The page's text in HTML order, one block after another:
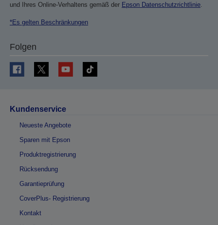
und Ihres Online-Verhaltens gemäß der Epson Datenschutzrichtlinie
*Es gelten Beschränkungen
Folgen
Kundenservice
Neueste Angebote
Sparen mit Epson
Produktregistrierung
Rücksendung
Garantieprüfung
CoverPlus- Registrierung
Kontakt